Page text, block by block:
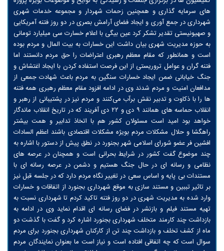
های سرمایه گذاری و همچنین زحمات شهردار و مجموعه خدمات شهری
شهرداری در جمع آوری و ایجاد فضای آرامش بصری در دو روز فتنه آمریکایی
و صهیونیستی تقدیر تشکر کرد عین بیگی با اعلام خسارت سی میلیارد تومانی
به حوزه مدیریت شهری بیان داشت این خسارات به بیت المال و مردم بوده
است و همانطور که مقام معظم رهبری اعتراضات را حق مردم دانستند اما
فتنه گران و عوامل تروریستی از این فرصت استفاده کردن با ایجاد اغتشاش و
جنگ خیابانی ضمن ایجاد خسارات سنگین به مردم باعث شهادت جمعی از
مدافعان امنیت و مردم شدند وی در ادامه افزود مقام معظم رهبری همه فتنه
ها را با ذکاوت و تدبیر نقش برآب می‌کنند و مردم نیز در پشتیبانی از رهبر و
انقلاب حماسه های همانند ۹ دی و ۲۲ دی آفریند که در تاریخ انقلاب ماندگار
خواهد بود امید است مسئولان کشور هم با اتخاذ تدابیر و همت بیشتر
راهگشا و حلال مشکلات مردم بویژه مشکلات اقتصادی باشند اعظم السادات
افشین فر عضو شورای اسلامی شهر بجنورد در نطق پیش از دستور با اشاره به
چند موضوع گفت کشور در شرایط بحرانی است و همچنان در عرصه های
نظامی و رسانه ای در حال جنگ هستیم و دشمن در عرصه رسانه ای با
مستندات بی پایه و اساس سعی در تغییر نگاه مردم دارد که در جلسه قبل نیز
بر تاثیر تببین و مستند سازی به موقع شهرداری بجنورد از اتفاقات و خسارات
وارد شده به مدیریت شهری در دو روز فتنه تاکید کردم تا شهرداری نسبت به
تهیه مستند فیلم و بازنشر در فضای رسانه ای اقدام نماید وی در ادامه به
بازداشت چند کارمند متخلف شهرداری بجنورد اشاره کرد و گفت با گذشت دو
ماه از کشف تخلف و بازداشت چند تن از کارکنان شهرداری بجنورد برای مردم
سوال است که چه اتفاقی افتاده است و نیاز است ما بعنوان نمایندگان مردم